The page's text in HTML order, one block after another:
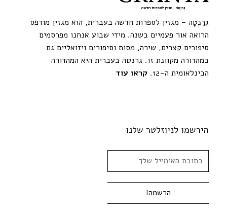
גְרַנְטָה – מגזין לספרות חדשה בעברית, הוא מגזין מודפס
הרואה אור פעמיים בשנה. מידי שבוע אנחנו מפרסמים
סיפורים קצרים, שירה, מסות וסיפורים ויזואליים גם
במהדורה מקוונת זו. גרנטה בעברית היא המהדורה
הבינלאומית ה-12.
קראו עוד
הירשמו לניוזלטר שלנו